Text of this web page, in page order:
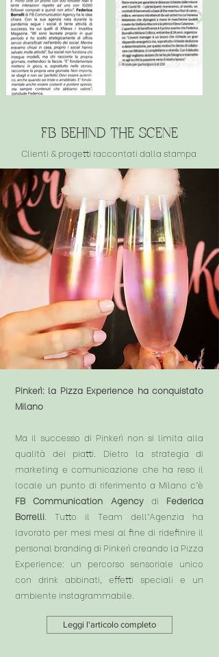
FB Behind the Scene
Clienti & progetti raccontati dalla stampa
Pinkerì: la Pizza Experience ha conquistato
Milano
Ma il successo di Pinkerì non si limita alla
qualità dei piatti. Dietro la strategia di
marketing e comunicazione che ha reso il
locale un punto di riferimento a Milano c’è
FB Communication Agencydi Federica
Borrelli . Tutto il Team dell’Agenzia ha
lavorato per mesi mesi al fine di ridefinire il
personal branding di Pinkerì creando la Pizza
Experience: un percorso sensoriale unico
con drink abbinati, effetti speciali e un
ambiente instagrammabile.
Leggi l'articolo completo